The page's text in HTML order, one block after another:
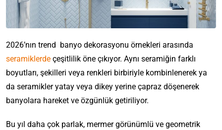
2026’nın trend banyo dekorasyonu örnekleri arasında
seramiklerde çeşitlilik öne çıkıyor. Aynı seramiğin farklı
boyutları, şekilleri veya renkleri birbiriyle kombinlenerek ya
da seramikler yatay veya dikey yerine çapraz döşenerek
banyolara hareket ve özgünlük getiriliyor.
Bu yıl daha çok parlak, mermer görünümlü ve geometrik